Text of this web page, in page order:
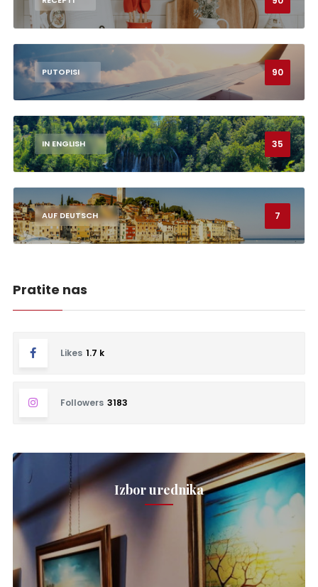
PUTOPISI 90
IN ENGLISH 35
AUF DEUTSCH 7
Pratite nas
Likes 1.7 k
Followers 3183
Izbor urednika